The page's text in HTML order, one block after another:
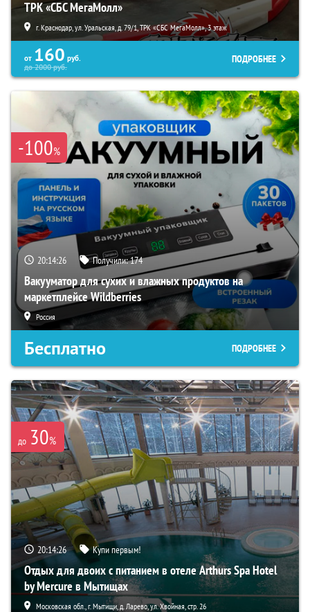
ТРК «СБС МегаМолл»
г. Краснодар, ул. Уральская, д. 79/1, ТРК «СБС МегаМолл», 3 этаж
от 160 руб.
до2000руб.
ПОДРОБНЕЕ
-100%
20:14:25 Получили:174
Вакууматор для сухих и влажных продуктов на
маркетплейсе Wildberries
Россия
Бесплатно ПОДРОБНЕЕ
до 30%
20:14:25 Купи первым!
Отдых для двоих с питанием в отеле Arthurs Spa Hotel
by Mercure в Мытищах
Московская обл., г. Мытищи, д. Ларево, ул. Хвойная, стр. 26